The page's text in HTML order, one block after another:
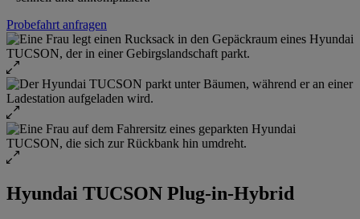
Probefahrt anfragen
Hyundai TUCSON Plug-in-Hybrid